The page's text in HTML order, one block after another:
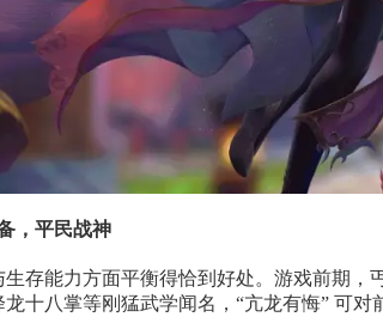
，平民战神
存能力方面平衡得恰到好处。游戏前期，
十八掌等刚猛武学闻名，“亢龙有悔” 可